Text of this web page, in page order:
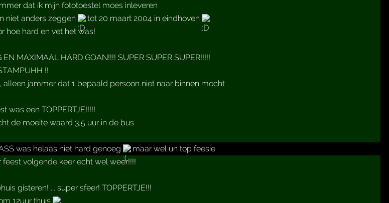
dat ik mijn fototoestel moes inleveren
niet anders zeggen tot 20 maart 2004 in eindhoven
hoe hard en vet het was!
MAXIMAAL HARD GOAN!!!! SUPER SUPER SUPER!!!!!
!!
jammer dat 1 bepaald persoon niet naar binnen mocht
was een TOPPERTJE!!!!!
de moeite waard 3,5 uur in de bus
was helaas niet hard genoeg maar wel un top feesie
volgende keer echt wel weer!!!!
gisteren! ... super sfeer! TOPPERTJE!!!
12uur thuis